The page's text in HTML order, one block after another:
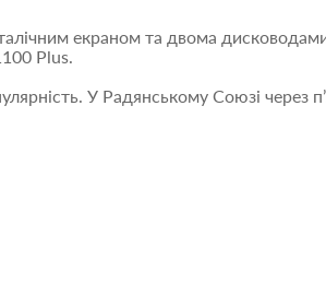
екраном та двома
Plus.
У Радянському Союзі через